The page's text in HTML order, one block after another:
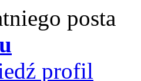
posta
profil